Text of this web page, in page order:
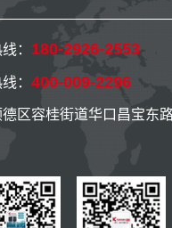
： 180-2926-2553
线：400-009-2296
区容桂街道华口昌宝东